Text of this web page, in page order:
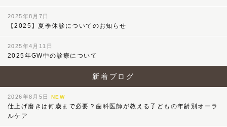
2025年8月7日
【2025】夏季休診についてのお知らせ
2025年4月11日
2025年GW中の診療について
新着ブログ
2026年8月5日NEW
仕上げ磨きは何歳まで必要？歯科医師が教える子どもの年齢別オーラ
ルケア